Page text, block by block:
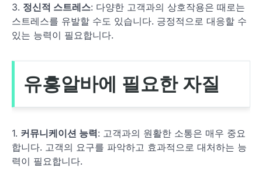
3. 정신적 스트레스: 다양한 고객과의 상호작용은 때로는
스트레스를 유발할 수도 있습니다. 긍정적으로 대응할 수
있는 능력이 필요합니다.
유흥알바에 필요한 자질
1. 커뮤니케이션 능력: 고객과의 원활한 소통은 매우 중요
합니다. 고객의 요구를 파악하고 효과적으로 대처하는 능
력이 필요합니다.